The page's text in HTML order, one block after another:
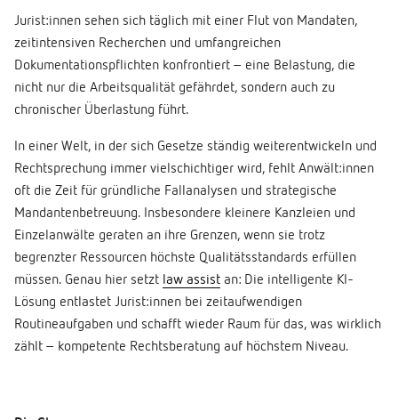
Jurist:innen sehen sich täglich mit einer Flut von Mandaten,
zeitintensiven Recherchen und umfangreichen
Dokumentationspflichten konfrontiert – eine Belastung, die
nicht nur die Arbeitsqualität gefährdet, sondern auch zu
chronischer Überlastung führt.
In einer Welt, in der sich Gesetze ständig weiterentwickeln und
Rechtsprechung immer vielschichtiger wird, fehlt Anwält:innen
oft die Zeit für gründliche Fallanalysen und strategische
Mandantenbetreuung. Insbesondere kleinere Kanzleien und
Einzelanwälte geraten an ihre Grenzen, wenn sie trotz
begrenzter Ressourcen höchste Qualitätsstandards erfüllen
müssen. Genau hier setzt law assist an: Die intelligente KI-
Lösung entlastet Jurist:innen bei zeitaufwendigen
Routineaufgaben und schafft wieder Raum für das, was wirklich
zählt – kompetente Rechtsberatung auf höchstem Niveau.